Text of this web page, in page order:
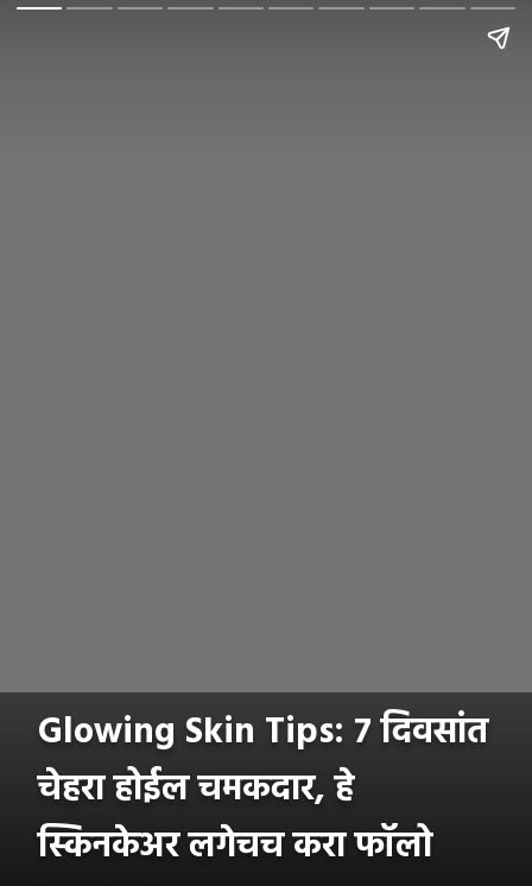
Glowing Skin Tips: 7 दिवसांत
चेहरा होईल चमकदार, हे
स्किनकेअर लगेचच करा फॉलो